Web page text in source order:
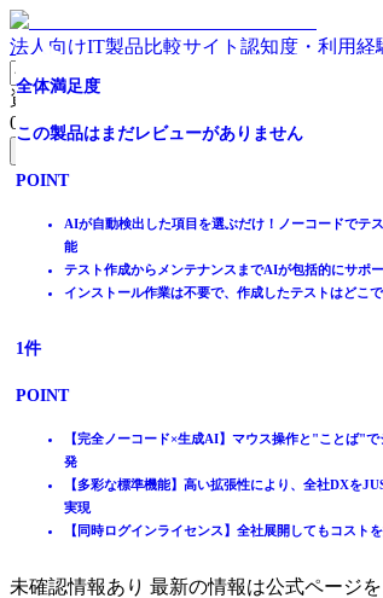
法人向けIT製品比較サイト 認知度・利用経
資料請求リスト
0件
製品を探す
ランキングから探す
記事を読む
はじめての方へ
動画で学ぶ
IT製品比較TOP
設計開発
開発ツール
IoTSimulator
IoTSimulatorの投稿記事一覧
未確認情報あり 最新の情報は公式ページ
ローコード開発プラットフォーム
全体満足度
☆☆☆☆☆
基幹業務システムの運用基盤としてグローバルで40
【超高速開発！】CやJavaの10倍の開発生産性
部品組み立て型の純国産ローコード開発プラッ
全体満足度
☆☆☆☆☆
部品活用で高品質・標準化されたシステム開発
開発から運用保守まで支え、継続改善と内製化を実現
完全ノーコード×生成AIでDX推進！ JUST.DB 【
★★★★★
1件
POINT
【完全ノーコード×生成AI】マウス操作と"ことば"で
発
【多彩な標準機能】高い拡張性により、全社DXを
実現
【同時ログインライセンス】全社展開してもコスト
全体満足度
この製品はまだレビューがありません
POINT
AIが自動検出した項目を選ぶだけ！ノーコードでテ
能
テスト作成からメンテナンスまでAIが包括的にサポ
インストール作業は不要で、作成したテストはどこ